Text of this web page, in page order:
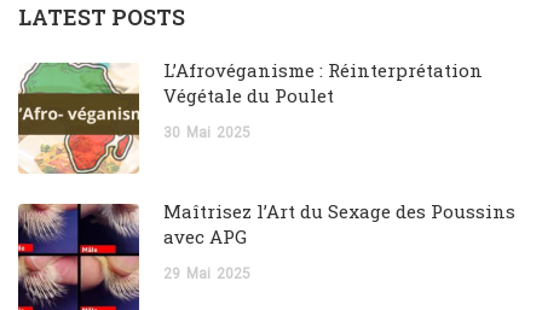
LATEST POSTS
L’Afrovéganisme : Réinterprétation
Végétale du Poulet
30 Mai 2025
Maîtrisez l’Art du Sexage des Poussins
avec APG
29 Mai 2025